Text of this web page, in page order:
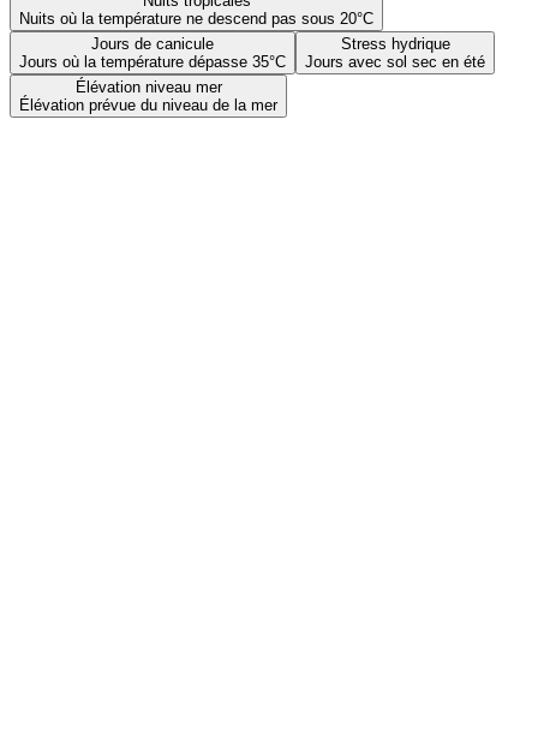
Nuits où la température ne descend pas sous 20°C
Jours de canicule
Jours où la température dépasse 35°C
Stress hydrique
Jours avec sol sec en été
Élévation niveau mer
Élévation prévue du niveau de la mer